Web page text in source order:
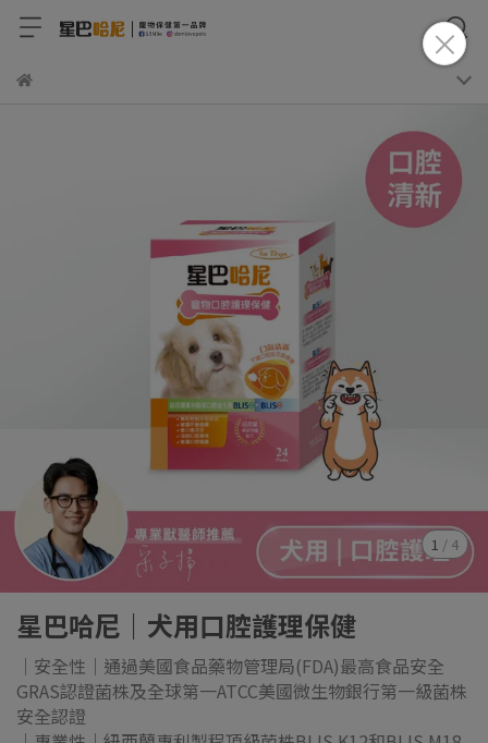
1 / 4
星巴哈尼｜犬用口腔護理保健
｜安全性｜通過美國食品藥物管理局(FDA)最高食品安全
GRAS認證菌株及全球第一ATCC美國微生物銀行第一級菌株
安全認證